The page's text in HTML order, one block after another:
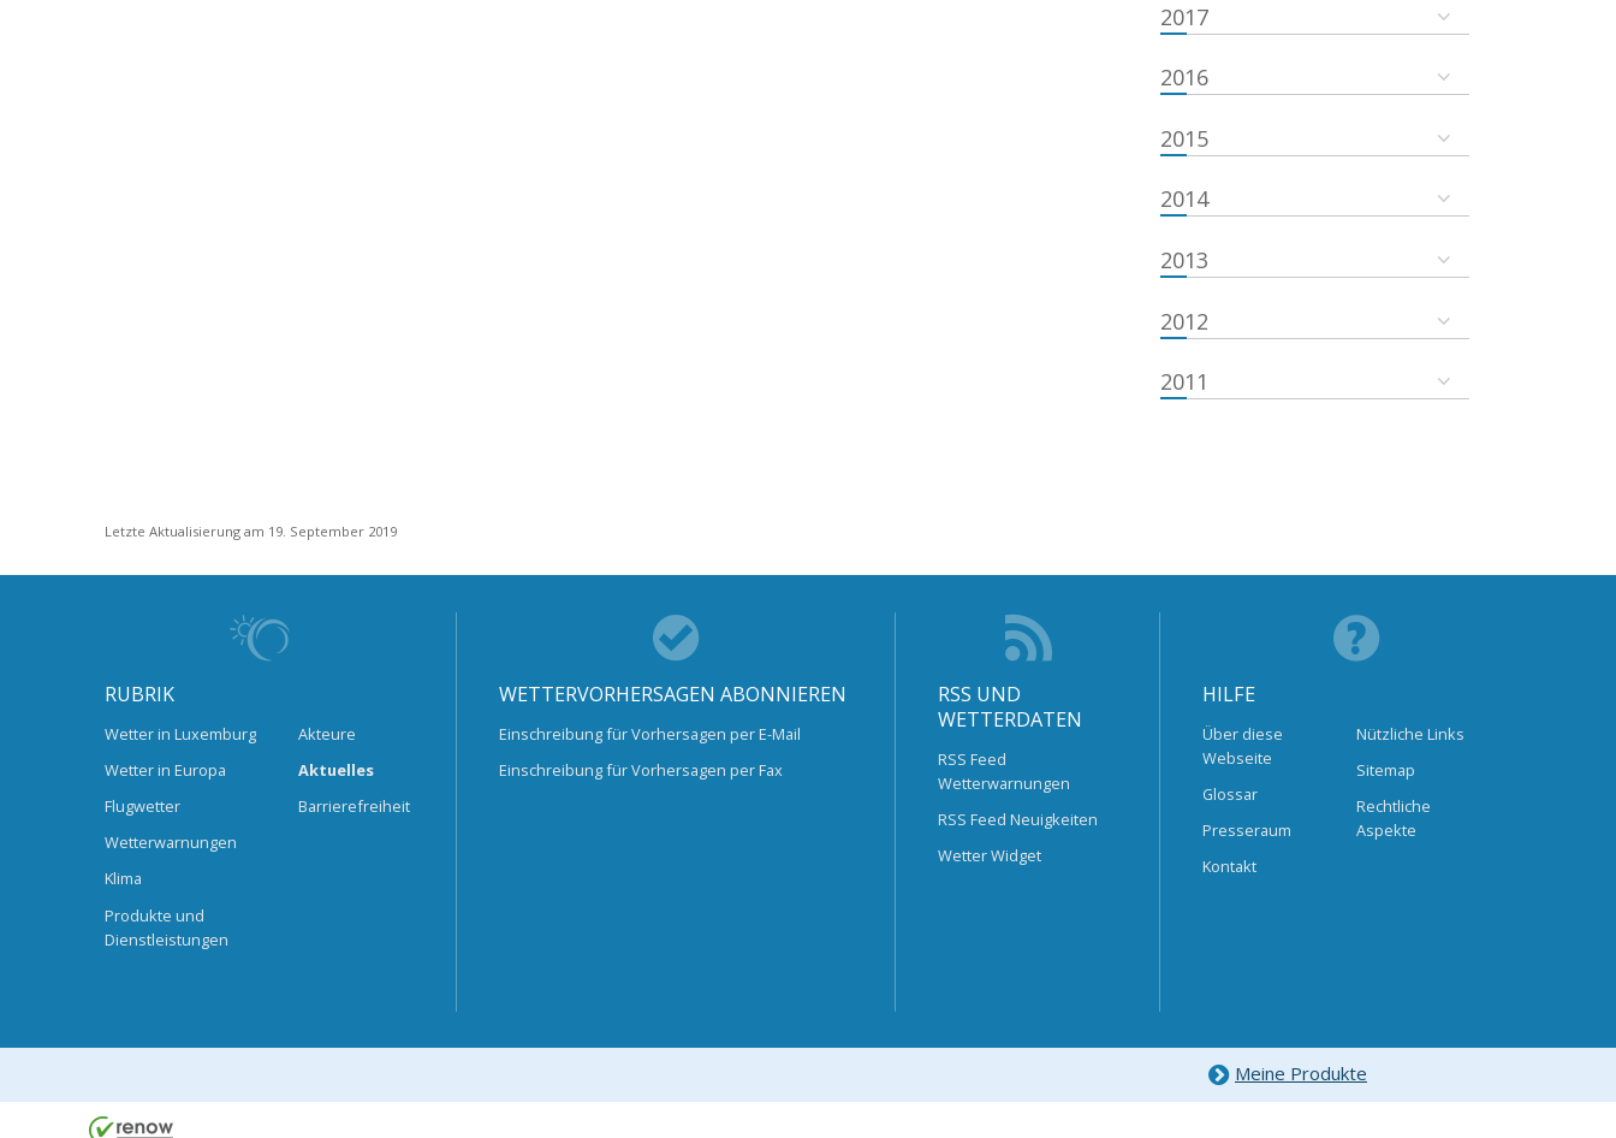
2017
2016
2015
2014
2013
2012
2011
Letzte Aktualisierung am 19. September 2019
RUBRIK
Wetter in Luxemburg
Wetter in Europa
Flugwetter
Wetterwarnungen
Klima
Produkte und
Dienstleistungen
Akteure
Aktuelles
Barrierefreiheit
WETTERVORHERSAGEN ABONNIEREN
Einschreibung für Vorhersagen per E-Mail
Einschreibung für Vorhersagen per Fax
RSS UND
WETTERDATEN
RSS Feed
Wetterwarnungen
RSS Feed Neuigkeiten
Wetter Widget
HILFE
Über diese
Webseite
Glossar
Presseraum
Kontakt
Nützliche Links
Sitemap
Rechtliche
Aspekte
Meine Produkte